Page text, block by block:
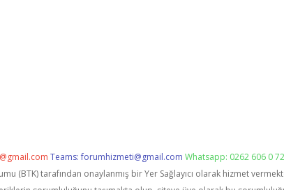
Teams:forumhizmeti@gmail.com Whatsapp: 0262 606 0
(BTK) tarafından onaylanmış bir Yer Sağlayıcı olarak hizmet